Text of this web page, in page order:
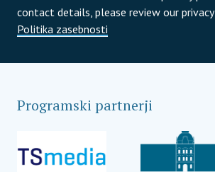
contact details, please review our privacy
Politika zasebnosti
Programski partnerji